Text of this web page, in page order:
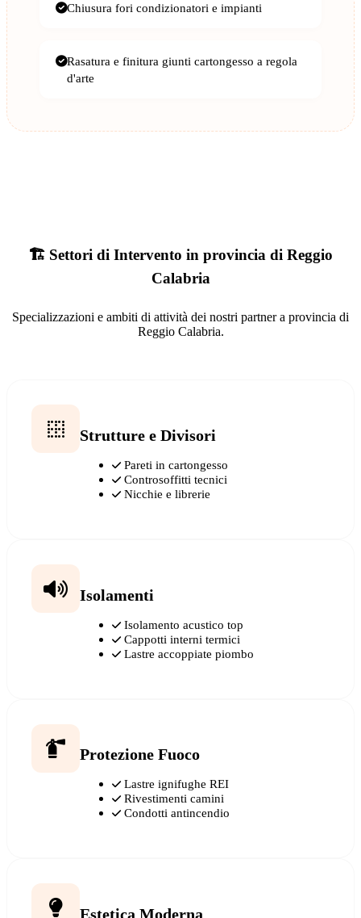
Chiusura fori condizionatori e impianti
Rasatura e finitura giunti cartongesso a regola
d'arte
🏗️ Settori di Intervento in provincia di Reggio
Calabria
Specializzazioni e ambiti di attività dei nostri partner a provincia di
Reggio Calabria.
Strutture e Divisori
Pareti in cartongesso
Controsoffitti tecnici
Nicchie e librerie
Isolamenti
Isolamento acustico top
Cappotti interni termici
Lastre accoppiate piombo
Protezione Fuoco
Lastre ignifughe REI
Rivestimenti camini
Condotti antincendio
Estetica Moderna